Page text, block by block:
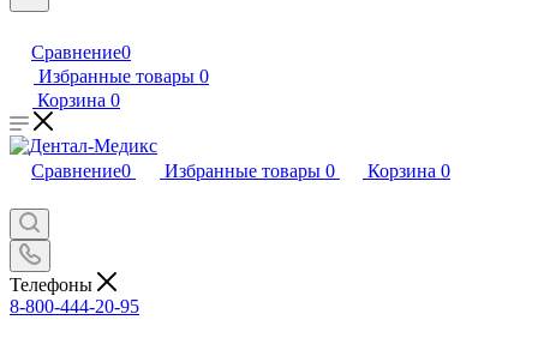
Сравнение0
Избранные товары 0
Корзина 0
Сравнение0 Избранные товары 0 Корзина 0
Телефоны
8-800-444-20-95